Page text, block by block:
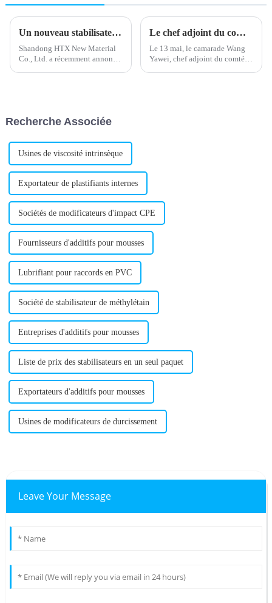
Un nouveau stabilisateur de plomb composé améliore les performances de la batterie
Shandong HTX New Material
Co., Ltd. a récemment annoncé
Le chef adjoint du comté Wang Yawei et les dirigeants de la ville de Xili inspectent l'entreprise le 13 mai.
Le 13 mai, le camarade Wang
Yawei, chef adjoint du comté
Recherche Associée
Usines de viscosité intrinsèque
Exportateur de plastifiants internes
Sociétés de modificateurs d'impact CPE
Fournisseurs d'additifs pour mousses
Lubrifiant pour raccords en PVC
Société de stabilisateur de méthylétain
Entreprises d'additifs pour mousses
Liste de prix des stabilisateurs en un seul paquet
Exportateurs d'additifs pour mousses
Usines de modificateurs de durcissement
Leave Your Message